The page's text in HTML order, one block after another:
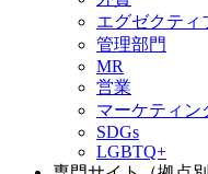
エグゼクティ
管理部門
MR
営業
マーケティン
SDGs
LGBTQ+